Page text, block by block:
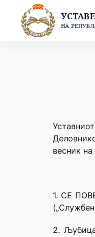
content
НА
весник
1. СЕ
2.